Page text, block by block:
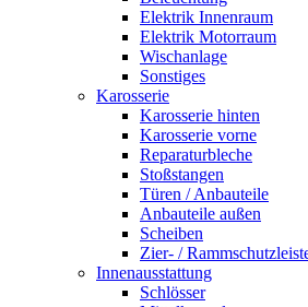
Elektrik Innenraum
Elektrik Motorraum
Wischanlage
Sonstiges
Karosserie
Karosserie hinten
Karosserie vorne
Reparaturbleche
Stoßstangen
Türen / Anbauteile
Anbauteile außen
Scheiben
Zier- /
Innenausstattung
Schlösser